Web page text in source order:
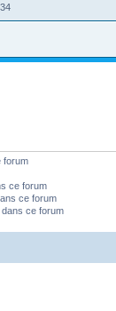
forum
ce forum
ce forum
ce forum